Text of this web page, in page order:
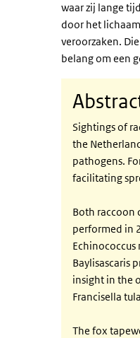
waar zij lange
door het
veroorzaken.
belang om een
Sightings of
the
pathogens.
facilitating
Both raccoon
performed in
Baylisascaris
insight in the
Francisella
The fox